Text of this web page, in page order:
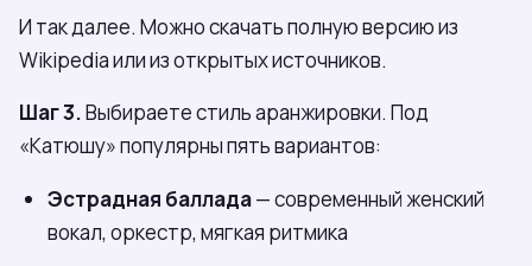
И так далее. Можно скачать полную версию из
Wikipedia или из открытых источников.
Шаг 3.Выбираете стиль аранжировки. Под
«Катюшу» популярны пять вариантов:
Эстрадная баллада— современный женский
вокал, оркестр, мягкая ритмика